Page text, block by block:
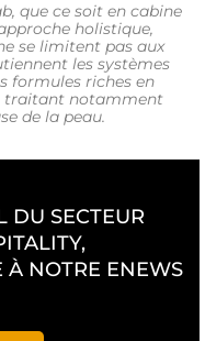
que ce soit en cabine
holistique,
se limitent pas aux
les systèmes
formules riches en
traitant notamment
de la peau.
DU SECTEUR
À NOTRE ENEWS